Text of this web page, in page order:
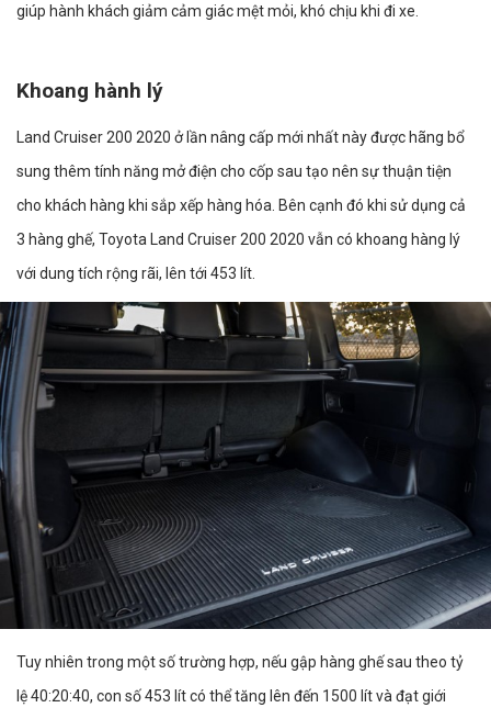
giúp hành khách giảm cảm giác mệt mỏi, khó chịu khi đi xe.
Khoang hành lý
Land Cruiser 200 2020 ở lần nâng cấp mới nhất này được hãng bổ
sung thêm tính năng mở điện cho cốp sau tạo nên sự thuận tiện
cho khách hàng khi sắp xếp hàng hóa. Bên cạnh đó khi sử dụng cả
3 hàng ghế, Toyota Land Cruiser 200 2020 vẫn có khoang hàng lý
với dung tích rộng rãi, lên tới 453 lít.
Tuy nhiên trong một số trường hợp, nếu gập hàng ghế sau theo tỷ
lệ 40:20:40, con số 453 lít có thể tăng lên đến 1500 lít và đạt giới